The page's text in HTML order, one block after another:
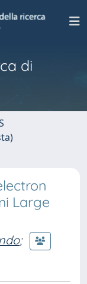
di
Large
;